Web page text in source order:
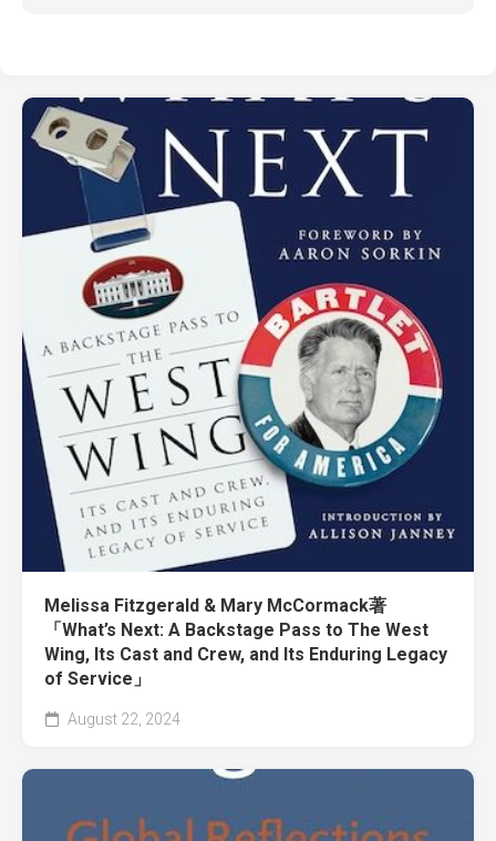
Melissa Fitzgerald & Mary McCormack著
「What’s Next: A Backstage Pass to The West
Wing, Its Cast and Crew, and Its Enduring Legacy
of Service」
August 22, 2024